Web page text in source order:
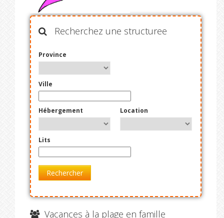
Recherchez une structuree
Province
Ville
Hébergement Location
Lits
Rechercher
Vacances à la plage en famille